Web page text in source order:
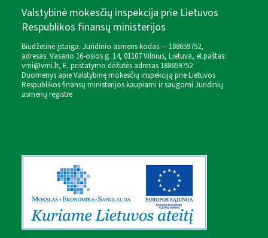
Valstybinė mokesčių inspekcija prie Lietuvos
Respublikos finansų ministerijos
Biudžetinė įstaiga. Juridinio asmens kodas — 188659752,
adresas: Vasario 16-osios g. 14, 01107 Vilnius, Lietuva, el.paštas:
vmi@vmi.lt, E. pristatymo dėžutės adresas 188659752
Duomenys apie Valstybinę mokesčių inspekciją prie Lietuvos
Respublikos finansų ministerijos kaupiami ir saugomi Juridinių
asmenų registre